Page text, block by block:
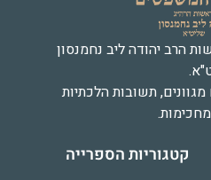
הרב יהודה ליב נחמנסון
תשובות הלכתיות
קטגוריות הספרייה